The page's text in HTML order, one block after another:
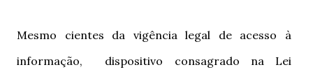
Mesmo cientes da vigência legal de acesso à
informação, dispositivo consagrado na Lei